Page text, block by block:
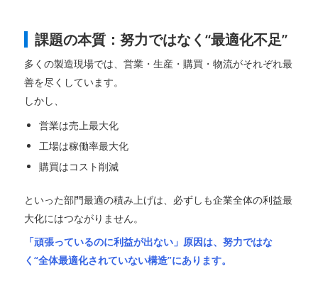
課題の本質：努力ではなく“最適化不足”
多くの製造現場では、営業・生産・購買・物流がそれぞれ最
善を尽くしています。
しかし、
営業は売上最大化
工場は稼働率最大化
購買はコスト削減
といった部門最適の積み上げは、必ずしも企業全体の利益最
大化にはつながりません。
「頑張っているのに利益が出ない」原因は、努力ではな
く“全体最適化されていない構造”にあります。